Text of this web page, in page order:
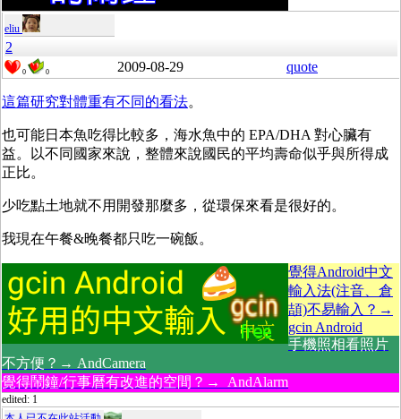
eliu
2
0 0 2009-08-29 quote
這篇研究對體重有不同的看法。
也可能日本魚吃得比較多，海水魚中的 EPA/DHA 對心臟有
益。以不同國家來說，整體來說國民的平均壽命似乎與所得成
正比。
少吃點土地就不用開發那麼多，從環保來看是很好的。
我現在午餐&晚餐都只吃一碗飯。
覺得Android中文
輸入法(注音、倉
頡)不易輸入？→
gcin Android
手機照相看照片
不方便？→ AndCamera
覺得鬧鐘/行事曆有改進的空間？→ AndAlarm
edited: 1